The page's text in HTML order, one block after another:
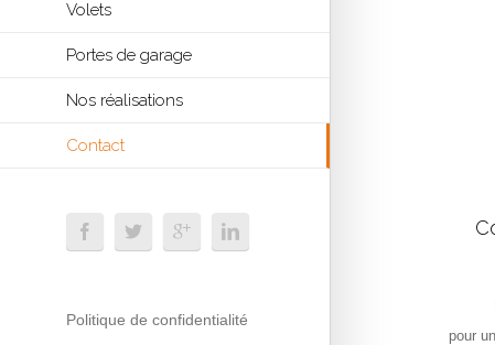
Volets
Portes de garage
Nos réalisations
Contact
Politique de confidentialité
pour